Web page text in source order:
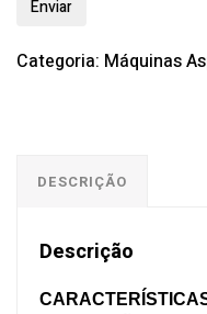
Categoria: Máquinas
DESCRIÇÃO
Descrição